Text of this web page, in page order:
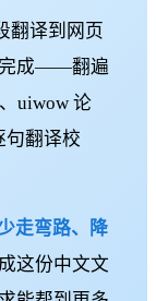
翻译到网页
完成——翻遍
uiwow 论
句翻译校
走弯路、降
这份中文文